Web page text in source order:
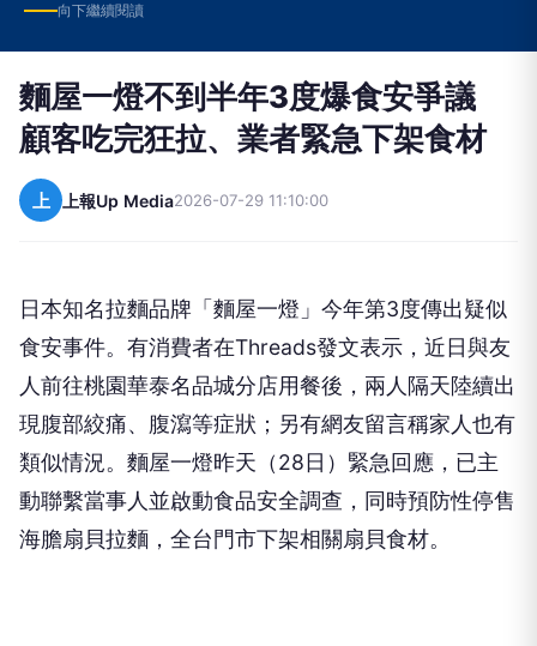
向下繼續閱讀
麵屋一燈不到半年3度爆食安爭議
顧客吃完狂拉、業者緊急下架食材
上 上報Up Media2026-07-29 11:10:00
日本知名拉麵品牌「麵屋一燈」今年第3度傳出疑似
食安事件。有消費者在Threads發文表示，近日與友
人前往桃園華泰名品城分店用餐後，兩人隔天陸續出
現腹部絞痛、腹瀉等症狀；另有網友留言稱家人也有
類似情況。麵屋一燈昨天（28日）緊急回應，已主
動聯繫當事人並啟動食品安全調查，同時預防性停售
海膽扇貝拉麵，全台門市下架相關扇貝食材。